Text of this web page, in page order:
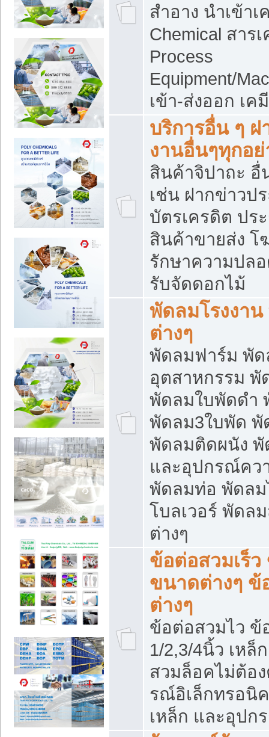
สำอาง นำเข้
Chemical สาร
Process
Equipment/
เข้า-ส่งออก เ
บริการอื่น ๆ
งานอื่นๆทุกอ
สินค้าจิปาถะ อื่
เช่น ฝากข่าวป
บัตรเครดิต ปร
สินค้าขายส่ง
รักษาความปล
รับจัดดอกไม้
พัดลมโรงงา
ต่างๆ
พัดลมฟาร์ม พัด
อุตสาหกรรม
พัดลมใบพัดดำ
พัดลม3ใบพัด พั
พัดลมติดผนัง
และอุปกรณ์คว
พัดลมท่อ พัดลม
โบลเวอร์ พัดล
ต่างๆ
ข้อต่อสวมเร็
ขนาดต่างๆ ข้
ต่างๆ
ข้อต่อสวมไว ข้
1/2,3/4นิ้ว เหล็
สวมล็อคไม่ต้อ
รณ์อิเล็กทรอนิ
เหล็ก และอุปก